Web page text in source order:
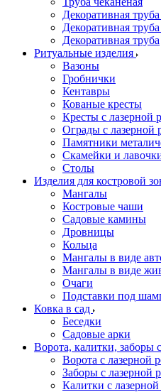
Декоративная
Декоративная
Декоративная труба
Ритуальные изделия
Вазоны
Гробнички
Кентавры
Кованые кресты
Кресты с лазерной
Ограды с лазерной
Памятники
Скамейки и
Столы
Изделия для костровой
Мангалы
Костровые чаши
Садовые камины
Дровницы
Кольца
Мангалы в виде
Мангалы в виде
Очаги
Подставки под
Ковка в сад
Беседки
Садовые арки
Ворота, калитки, заборы
Ворота с лазерной
Заборы с лазерной
Калитки с лазерной